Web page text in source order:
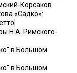
Корсаков
«Садко»:
Н.А. Римского-
в Большом
в Большом